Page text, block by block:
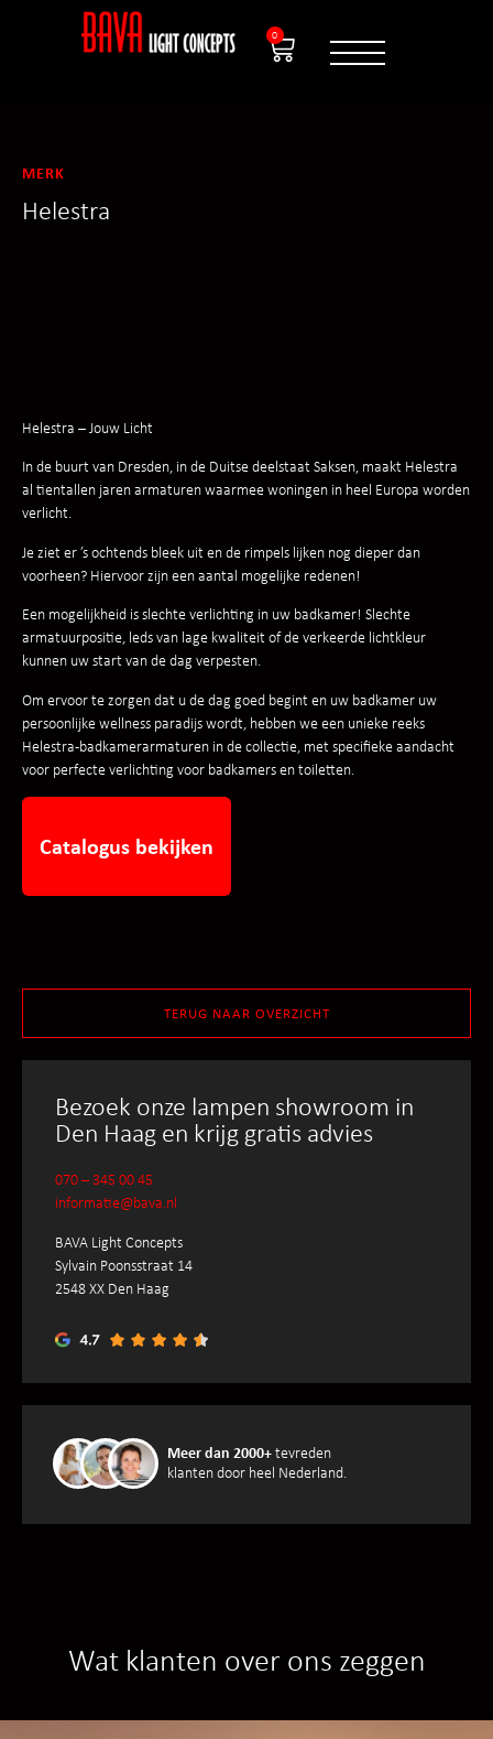
0
MERK
Helestra
Helestra – Jouw Licht
In de buurt van Dresden, in de Duitse deelstaat Saksen, maakt Helestra
al tientallen jaren armaturen waarmee woningen in heel Europa worden
verlicht.
Je ziet er ’s ochtends bleek uit en de rimpels lijken nog dieper dan
voorheen? Hiervoor zijn een aantal mogelijke redenen!
Een mogelijkheid is slechte verlichting in uw badkamer! Slechte
armatuurpositie, leds van lage kwaliteit of de verkeerde lichtkleur
kunnen uw start van de dag verpesten.
Om ervoor te zorgen dat u de dag goed begint en uw badkamer uw
persoonlijke wellness paradijs wordt, hebben we een unieke reeks
Helestra-badkamerarmaturen in de collectie, met specifieke aandacht
voor perfecte verlichting voor badkamers en toiletten.
Catalogus bekijken
TERUG NAAR OVERZICHT
Bezoek onze lampen showroom in
Den Haag en krijg gratis advies
070 – 345 00 45
informatie@bava.nl
BAVA Light Concepts
Sylvain Poonsstraat 14
2548 XX Den Haag
Meer dan 2000+tevreden
klanten door heel Nederland.
Wat klanten over ons zeggen